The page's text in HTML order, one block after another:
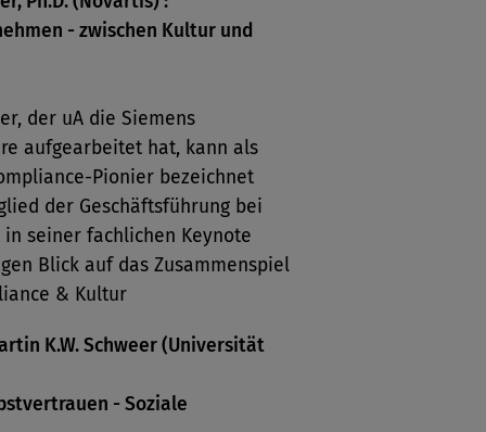
- zwischen Kultur und
der uA die Siemens
aufgearbeitet hat, kann als
Pionier bezeichnet
der Geschäftsführung bei
seiner fachlichen Keynote
Blick auf das Zusammenspiel
& Kultur
K.W. Schweer (Universität
- Soziale